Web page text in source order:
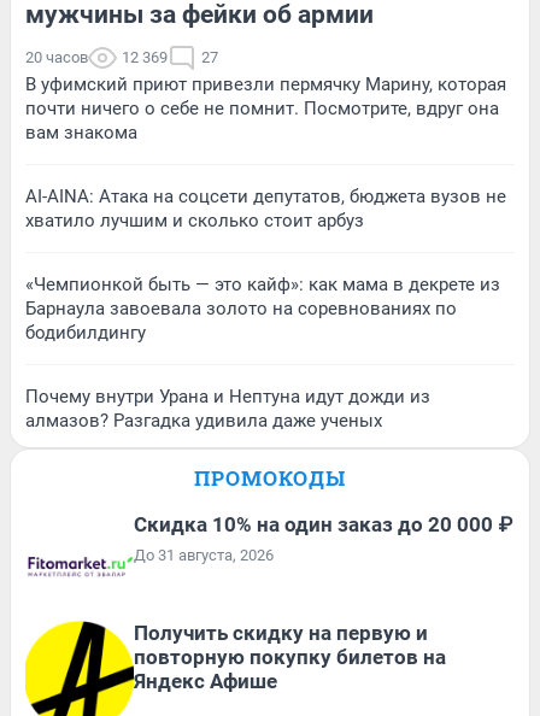
мужчины за фейки об армии
20 часов 12 369 27
В уфимский приют привезли пермячку Марину, которая
почти ничего о себе не помнит. Посмотрите, вдруг она
вам знакома
AI-AINA: Атака на соцсети депутатов, бюджета вузов не
хватило лучшим и сколько стоит арбуз
«Чемпионкой быть — это кайф»: как мама в декрете из
Барнаула завоевала золото на соревнованиях по
бодибилдингу
Почему внутри Урана и Нептуна идут дожди из
алмазов? Разгадка удивила даже ученых
ПРОМОКОДЫ
Скидка 10% на один заказ до 20 000 ₽
До 31 августа, 2026
Получить скидку на первую и
повторную покупку билетов на
Яндекс Афише